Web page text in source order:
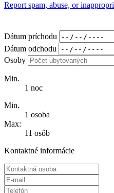
Report spam, abuse, or
Dátum príchodu
Dátum odchodu
Osoby
Min.
1 noc
Min.
1 osoba
Max:
11 osôb
Kontaktné informácie